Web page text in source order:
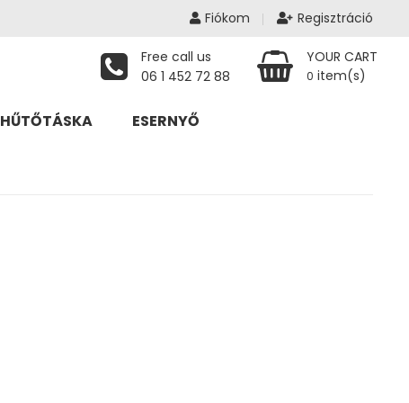
Fiókom Regisztráció
Free call us
06 1 452 72 88
YOUR CART
0 item(s)
HŰTŐTÁSKA ESERNYŐ